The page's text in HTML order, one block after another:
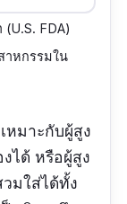
FDA)
หกรรมใน
หมาะกับผู้สูง
ได้ หรือผู้สูง
มใส่ได้ทั้ง